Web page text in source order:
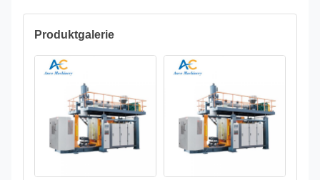
Produktgalerie